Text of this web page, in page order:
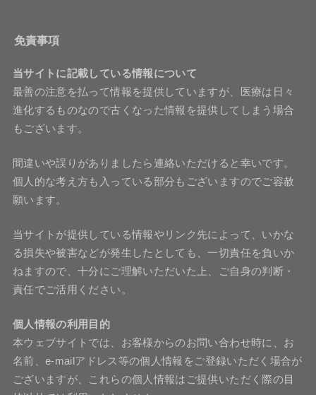
免責事項
当サイトに記載している情報について
最善の注意を払って情報を提供していますが、医療は日々
進化するものなので古くなった情報を提供してしまう場合
もございます。
間違いや誤りがありましたら連絡いただけると幸いです。
個人的な考え方も入っている部分もございますのでご容赦
願います。
当サイトが提供している情報やリンク先によって、いかな
る損失や被害などが発生したとしても、一切責任を負いか
ねますので、十分にご理解いただいた上、ご自身の判断・
責任でご活用ください。
個人情報の利用目的
本ウェブサイトでは、お客様からのお問い合わせ時に、お
名前、e-mailアドレス等の個人情報をご登録いただく場合が
ございますが、これらの個人情報はご提供いただく際の目